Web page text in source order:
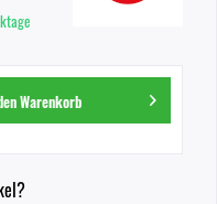
Warenkorb